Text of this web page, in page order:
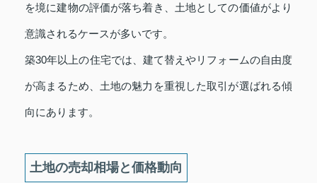
を境に建物の評価が落ち着き、土地としての価値がより
意識されるケースが多いです。
築30年以上の住宅では、建て替えやリフォームの自由度
が高まるため、土地の魅力を重視した取引が選ばれる傾
向にあります。
土地の売却相場と価格動向